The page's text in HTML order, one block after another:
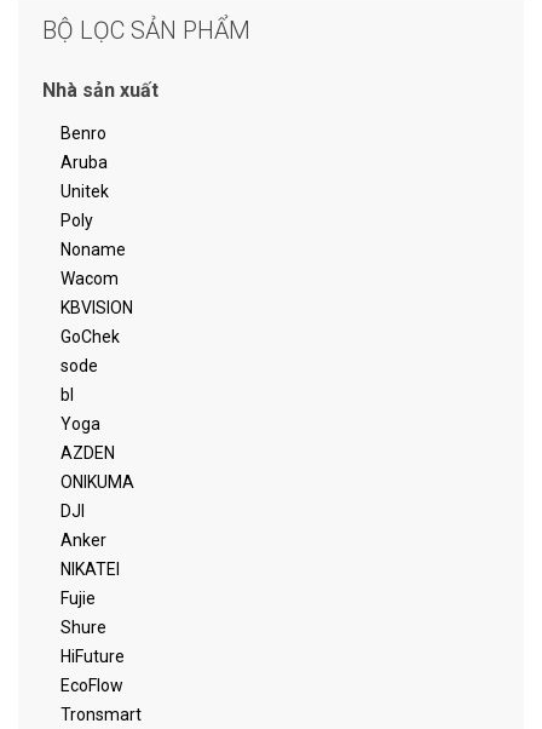
BỘ LỌC SẢN PHẨM
Nhà sản xuất
Benro
Aruba
Unitek
Poly
Noname
Wacom
KBVISION
GoChek
sode
bl
Yoga
AZDEN
ONIKUMA
DJI
Anker
NIKATEI
Fujie
Shure
HiFuture
EcoFlow
Tronsmart